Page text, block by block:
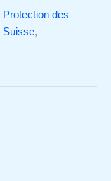
Protection des
Suisse,